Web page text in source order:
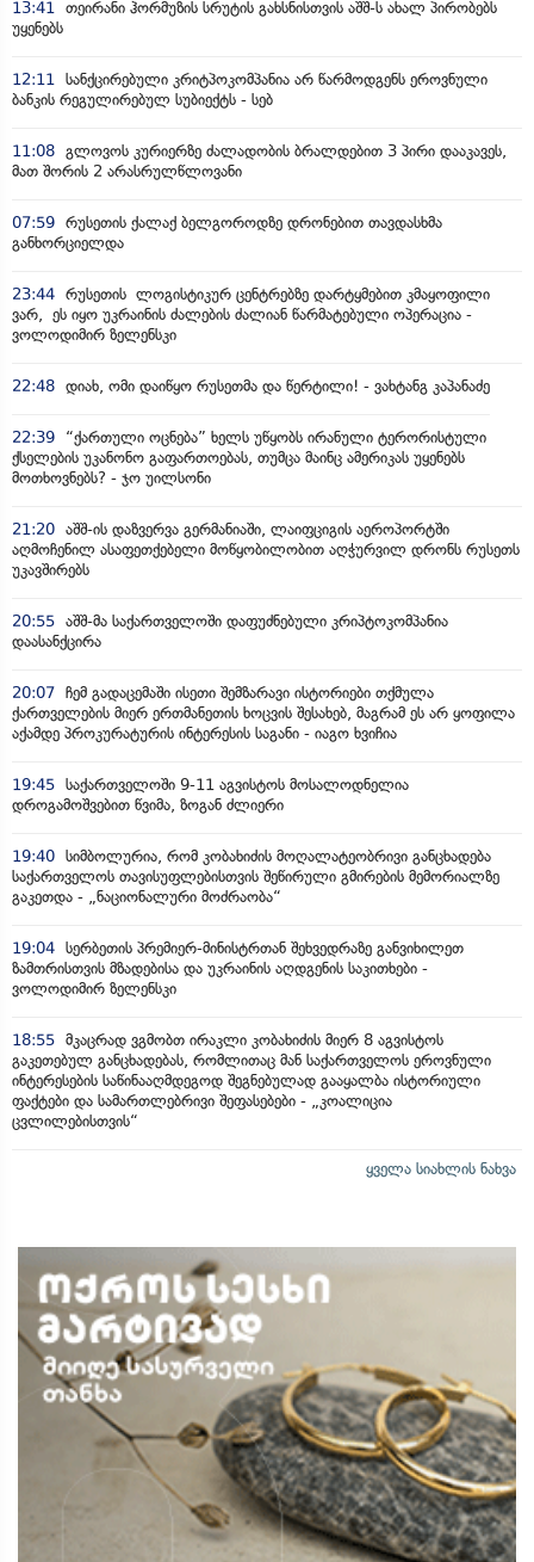
13:41
თეირანი ჰორმუზის სრუტის გახსნისთვის აშშ-ს ახალ პირობებს
უყენებს
12:11
სანქცირებული კრიტპოკომპანია არ წარმოდგენს ეროვნული
ბანკის რეგულირებულ სუბიექტს - სებ
11:08 გლოვოს კურიერზე ძალადობის ბრალდებით 3 პირი დააკავეს,
მათ შორის 2 არასრულწლოვანი
07:59 რუსეთის ქალაქ ბელგოროდზე დრონებით თავდასხმა
განხორციელდა
23:44 რუსეთის ლოგისტიკურ ცენტრებზე დარტყმებით კმაყოფილი
ვარ, ეს იყო უკრაინის ძალების ძალიან წარმატებული ოპერაცია -
ვოლოდიმირ ზელენსკი
22:48 დიახ, ომი დაიწყო რუსეთმა და წერტილი! - ვახტანგ კაპანაძე
22:39
“ქართული ოცნება” ხელს უწყობს ირანული ტერორისტული
ქსელების უკანონო გაფართოებას, თუმცა მაინც ამერიკას უყენებს
მოთხოვნებს? - ჯო უილსონი
21:20 აშშ-ის დაზვერვა გერმანიაში, ლაიფციგის აეროპორტში
აღმოჩენილ ასაფეთქებელი მოწყობილობით აღჭურვილ დრონს რუსეთს
უკავშირებს
20:55 აშშ-მა საქართველოში დაფუძნებული კრიპტოკომპანია
დაასანქცირა
20:07 ჩემ გადაცემაში ისეთი შემზარავი ისტორიები თქმულა
ქართველების მიერ ერთმანეთის ხოცვის შესახებ, მაგრამ ეს არ ყოფილა
აქამდე პროკურატურის ინტერესის საგანი - იაგო ხვიჩია
19:45 საქართველოში 9-11 აგვისტოს მოსალოდნელია
დროგამოშვებით წვიმა, ზოგან ძლიერი
19:40 სიმბოლურია, რომ კობახიძის მოღალატეობრივი განცხადება
საქართველოს თავისუფლებისთვის შეწირული გმირების მემორიალზე
გაკეთდა - „ნაციონალური მოძრაობა“
19:04 სერბეთის პრემიერ-მინისტრთან შეხვედრაზე განვიხილეთ
ზამთრისთვის მზადებისა და უკრაინის აღდგენის საკითხები -
ვოლოდიმირ ზელენსკი
18:55 მკაცრად ვგმობთ ირაკლი კობახიძის მიერ 8 აგვისტოს
გაკეთებულ განცხადებას, რომლითაც მან საქართველოს ეროვნული
ინტერესების საწინააღმდეგოდ შეგნებულად გააყალბა ისტორიული
ფაქტები და სამართლებრივი შეფასებები - „კოალიცია
ცვლილებისთვის“
ყველა სიახლის ნახვა